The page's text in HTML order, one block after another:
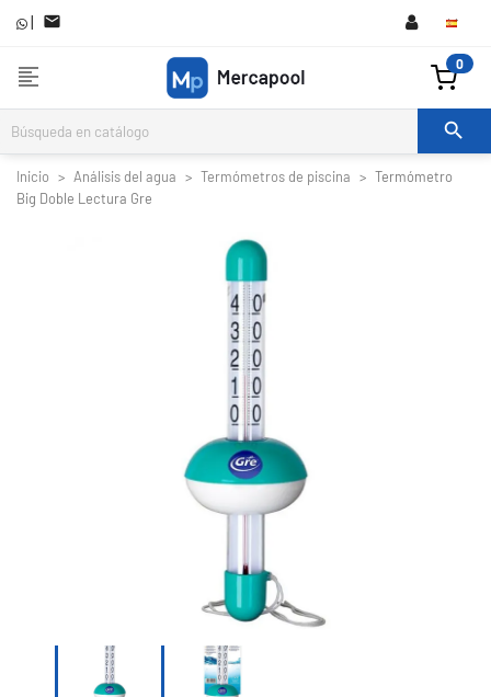
| 
format_align_left 0

Inicio Análisis del agua Termómetros de piscina
Termómetro
Big Doble Lectura Gre